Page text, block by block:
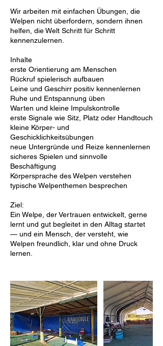
Wir arbeiten mit einfachen Übungen, die
Welpen nicht überfordern, sondern ihnen
helfen, die Welt Schritt für Schritt
kennenzulernen.
Inhalte
erste Orientierung am Menschen
Rückruf spielerisch aufbauen
Leine und Geschirr positiv kennenlernen
Ruhe und Entspannung üben
Warten und kleine Impulskontrolle
erste Signale wie Sitz, Platz oder Handtouch
kleine Körper- und
Geschicklichkeitsübungen
neue Untergründe und Reize kennenlernen
sicheres Spielen und sinnvolle
Beschäftigung
Körpersprache des Welpen verstehen
typische Welpenthemen besprechen
Ziel:
Ein Welpe, der Vertrauen entwickelt, gerne
lernt und gut begleitet in den Alltag startet
— und ein Mensch, der versteht, wie
Welpen freundlich, klar und ohne Druck
lernen.